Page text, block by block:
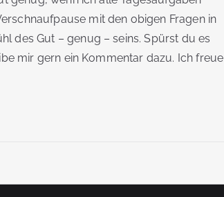
mit den obigen Fragen in
des Gut – genug – seins. Spürst du es
mir gern ein Kommentar dazu. Ich freue